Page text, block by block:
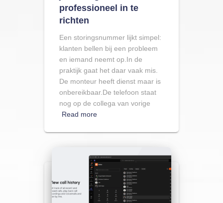
professioneel in te
richten
Een storingsnummer lijkt simpel:
klanten bellen bij een probleem
en iemand neemt op.In de
praktijk gaat het daar vaak mis.
De monteur heeft dienst maar is
onbereikbaar.De telefoon staat
nog op de collega van vorige
Read more